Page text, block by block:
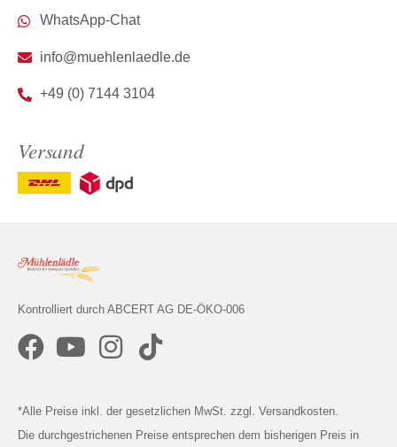
Kontrolliert durch ABCERT AG DE-ÖKO-006
*Alle Preise inkl. der gesetzlichen MwSt. zzgl. Versandkosten.
Die durchgestrichenen Preise entsprechen dem bisherigen Preis in
WhatsApp-Chat
info@muehlenlaedle.de
+49 (0) 7144 3104
Versand